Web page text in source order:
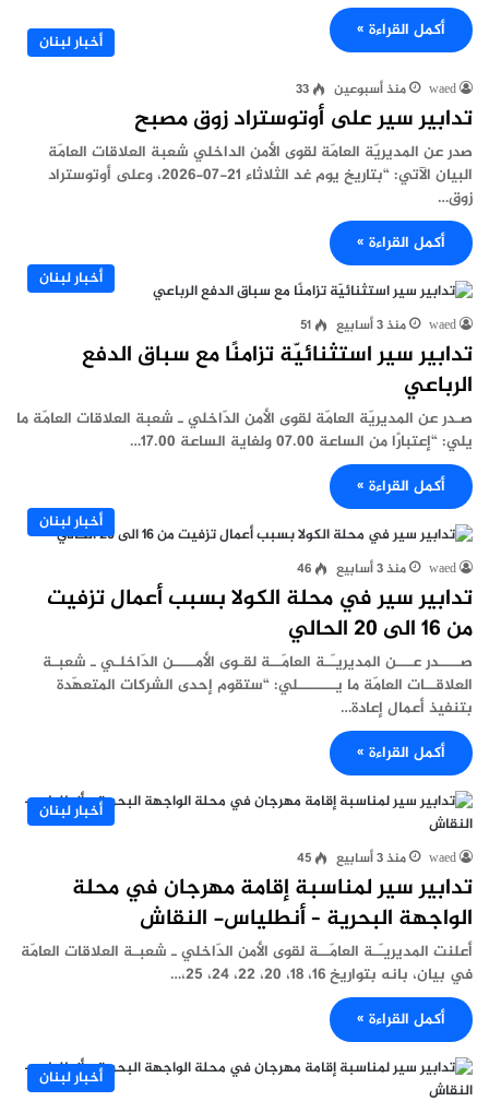
أكمل القراءة »
أخبار لبنان
waed منذ أسبوعين 33
تدابير سير على أوتوستراد زوق مصبح
صدر عن المديريّة العامّة لقوى الأمن الداخلي شعبة العلاقات العامّة
البيان الآتي: “بتاريخ يوم غد الثلاثاء 21-07-2026، وعلى أوتوستراد
زوق…
أكمل القراءة »
أخبار لبنان
waed منذ 3 أسابيع 51
تدابير سير استثنائيّة تزامنًا مع سباق الدفع
الرباعي
صـدر عن المديريّة العامّة لقوى الأمن الدّاخلي ـ شعبة العلاقات العامّة ما
يلي: “إعتبارًا من الساعة 07.00 ولغاية الساعة 17.00…
أكمل القراءة »
أخبار لبنان
waed منذ 3 أسابيع 46
تدابير سير في محلة الكولا بسبب أعمال تزفيت
من 16 الى 20 الحالي
صــــدر عـــن المديريـّـة العامّــة لقـوى الأمــــن الدّاخلـي ـ شعبـة
العلاقــات العامّة ما يـــــــلي: “ستقوم إحدى الشركات المتعهّدة
بتنفيذ أعمال إعادة…
أكمل القراءة »
أخبار لبنان
waed منذ 3 أسابيع 45
تدابير سير لمناسبة إقامة مهرجان في محلة
الواجهة البحرية – أنطلياس- النقاش
أعلنت المديريـّـة العامّــة لقوى الأمن الدّاخلي ـ شعبـة العلاقات العامّة
في بيان، بانه بتواريخ 16، 18، 20، 22، 24، 25،…
أكمل القراءة »
أخبار لبنان